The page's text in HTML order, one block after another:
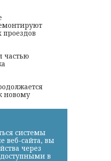
частью
новому
системы
веб-сайта, вы
через
в